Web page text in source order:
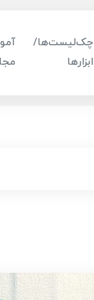
چک‌لیست‌ها/
ابزارها